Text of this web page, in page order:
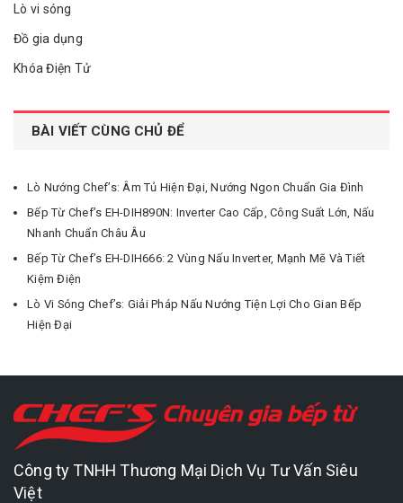
Lò vi sóng
Đồ gia dụng
Khóa Điện Tử
BÀI VIẾT CÙNG CHỦ ĐỂ
Lò Nướng Chef’s: Âm Tủ Hiện Đại, Nướng Ngon Chuẩn Gia Đình
Bếp Từ Chef’s EH-DIH890N: Inverter Cao Cấp, Công Suất Lớn, Nấu
Nhanh Chuẩn Châu Âu
Bếp Từ Chef’s EH-DIH666: 2 Vùng Nấu Inverter, Mạnh Mẽ Và Tiết
Kiệm Điện
Lò Vi Sóng Chef’s: Giải Pháp Nấu Nướng Tiện Lợi Cho Gian Bếp
Hiện Đại
Công ty TNHH Thương Mại Dịch Vụ Tư Vấn Siêu
Việt